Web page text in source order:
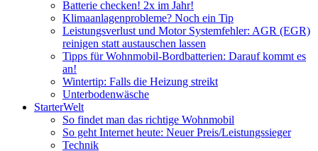
Batterie checken! 2x im Jahr!
Klimaanlagenprobleme? Noch ein Tip
Leistungsverlust und Motor Systemfehler: AGR (EGR)
reinigen statt austauschen lassen
Tipps für Wohnmobil-Bordbatterien: Darauf kommt es
an!
Wintertip: Falls die Heizung streikt
Unterbodenwäsche
StarterWelt
So findet man das richtige Wohnmobil
So geht Internet heute: Neuer Preis/Leistungssieger
Technik